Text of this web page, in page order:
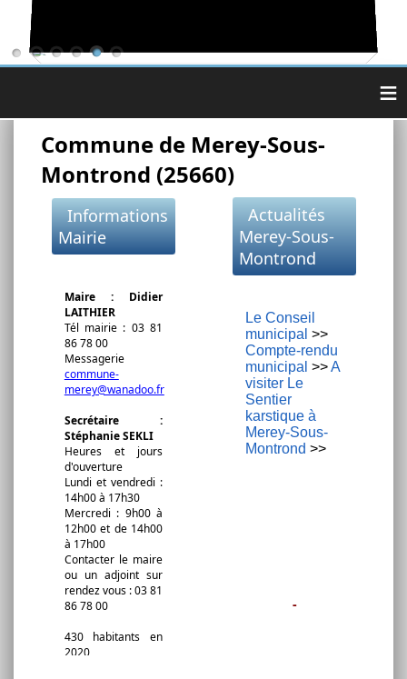
≡
Commune de Merey-Sous-
Montrond (25660)
Informations
Mairie
Maire : Didier
LAITHIER
Tél mairie : 03 81
86 78 00
Messagerie
commune-
merey@wanadoo.fr
Secrétaire :
Stéphanie SEKLI
Heures et jours
d'ouverture
Lundi et vendredi :
14h00 à 17h30
Mercredi : 9h00 à
12h00 et de 14h00
à 17h00
Contacter le maire
ou un adjoint sur
rendez vous : 03 81
86 78 00
430 habitants en
2020
Actualités
Merey-Sous-
Montrond
Le Conseil
municipal >>
Compte-rendu
municipal >>A
visiter Le
Sentier
karstique à
Merey-Sous-
Montrond >>
-